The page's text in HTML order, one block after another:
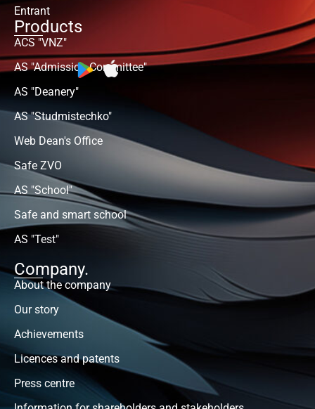
Entrant
Products
ACS "VNZ"
AS "Admission Committee"
AS "Deanery"
AS "Studmistechko"
Web Dean's Office
Safe ZVO
AS "School"
Safe and smart school
AS "Test"
Company.
About the company
Our story
Achievements
Licences and patents
Press centre